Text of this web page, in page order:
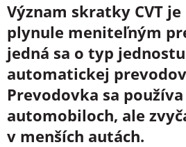
Význam skratky CVT
plynule meniteľným
jedná sa o typ
automatickej
Prevodovka sa
automobiloch, ale
v menších autách.